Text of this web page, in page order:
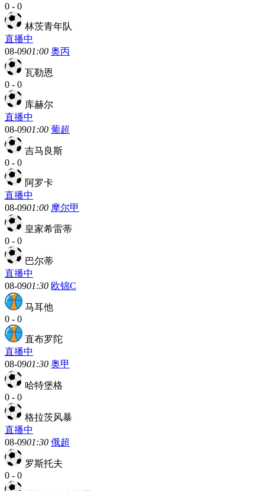
0 - 0
林茨青年队
直播中
08-0901:00 奥丙
瓦勒恩
0 - 0
库赫尔
直播中
08-0901:00 葡超
吉马良斯
0 - 0
阿罗卡
直播中
08-0901:00 摩尔甲
皇家希雷蒂
0 - 0
巴尔蒂
直播中
08-0901:30 欧锦C
马耳他
0 - 0
直布罗陀
直播中
08-0901:30 奥甲
哈特堡格
0 - 0
格拉茨风暴
直播中
08-0901:30 俄超
罗斯托夫
0 - 0